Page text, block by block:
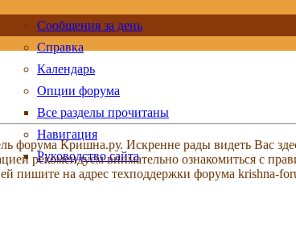
Сообщения за день
Справка
Календарь
Опции форума
Все разделы прочитаны
Навигация
Руководство сайта
форума Кришна.ру. Искренне рады видеть Вас
рекомендуем внимательно
пишите на адрес техподдержки форума